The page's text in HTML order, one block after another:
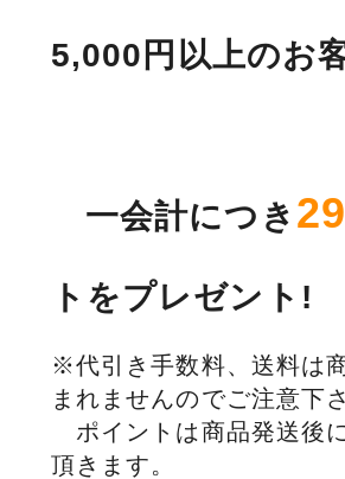
5,000円以上のお
一会計につき
トをプレゼント!
※代引き手数料、送料は
まれませんのでご注意下
ポイントは商品発送後
頂きます。